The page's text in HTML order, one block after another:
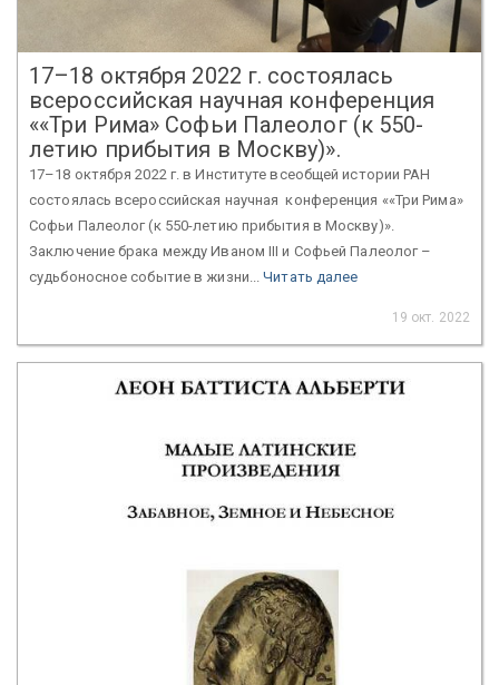
17–18 октября 2022 г. состоялась
всероссийская научная конференция
««Три Рима» Софьи Палеолог (к 550-
летию прибытия в Москву)».
17–18 октября 2022 г. в Институте всеобщей истории РАН
состоялась всероссийская научная конференция ««Три Рима»
Софьи Палеолог (к 550-летию прибытия в Москву)».
Заключение брака между Иваном III и Софьей Палеолог –
судьбоносное событие в жизни...Читать далее
19 окт. 2022